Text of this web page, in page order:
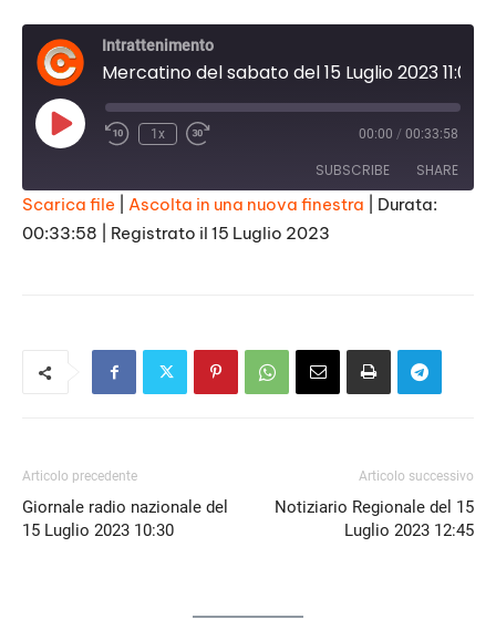
Intrattenimento
Mercatino del sabato del 15 Luglio 2023 11:00
Play
Episode
1x 00:00 / 00:33:58
SUBSCRIBE SHARE
SHARE
Scarica file Ascolta in una nuova finestra
Durata:
00:33:58
Registrato il 15 Luglio 2023
Articolo precedente
Giornale radio nazionale del
15 Luglio 2023 10:30
Articolo successivo
Notiziario Regionale del 15
Luglio 2023 12:45